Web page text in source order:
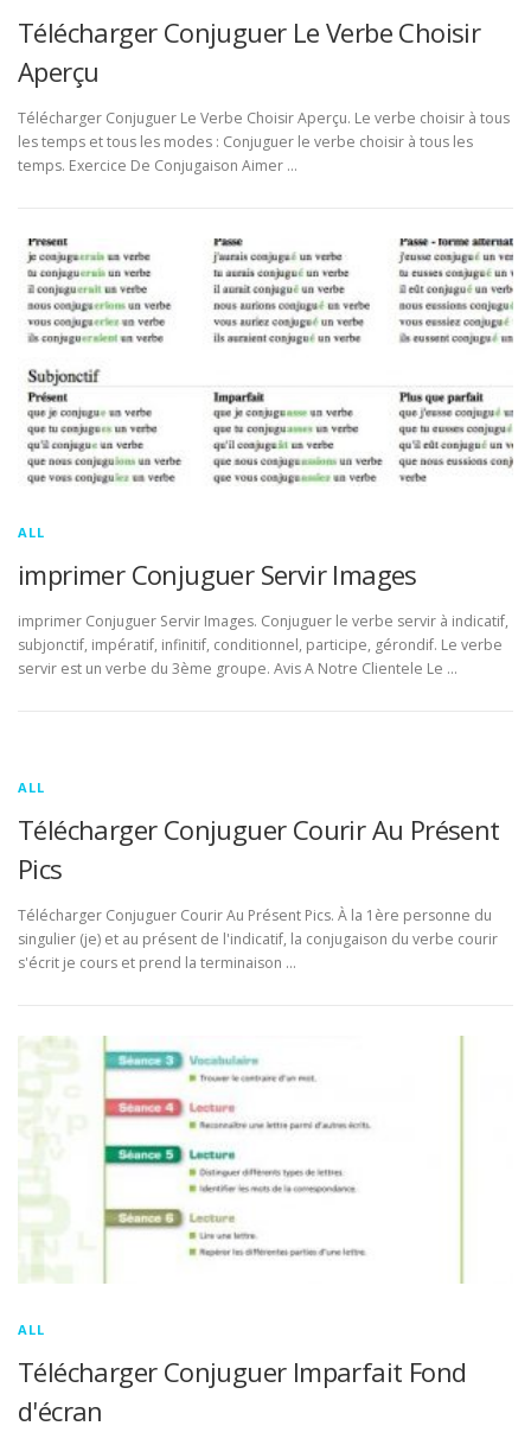
Télécharger Conjuguer Le Verbe Choisir
Aperçu
Télécharger Conjuguer Le Verbe Choisir Aperçu. Le verbe choisir à tous
les temps et tous les modes : Conjuguer le verbe choisir à tous les
temps. Exercice De Conjugaison Aimer …
ALL
imprimer Conjuguer Servir Images
imprimer Conjuguer Servir Images. Conjuguer le verbe servir à indicatif,
subjonctif, impératif, infinitif, conditionnel, participe, gérondif. Le verbe
servir est un verbe du 3ème groupe. Avis A Notre Clientele Le …
ALL
Télécharger Conjuguer Courir Au Présent
Pics
Télécharger Conjuguer Courir Au Présent Pics. À la 1ère personne du
singulier (je) et au présent de l'indicatif, la conjugaison du verbe courir
s'écrit je cours et prend la terminaison …
ALL
Télécharger Conjuguer Imparfait Fond
d'écran